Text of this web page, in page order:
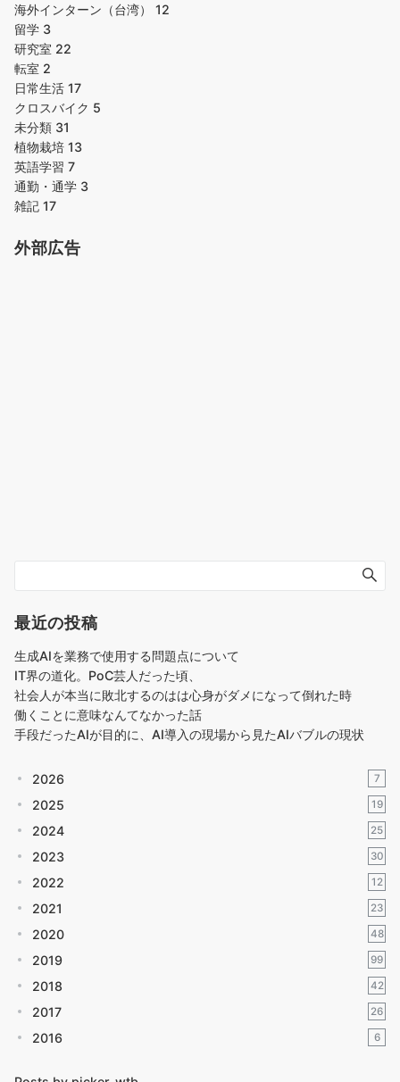
海外インターン（台湾） 12
留学 3
研究室 22
転室 2
日常生活 17
クロスバイク 5
未分類 31
植物栽培 13
英語学習 7
通勤・通学 3
雑記 17
外部広告
最近の投稿
生成AIを業務で使用する問題点について
IT界の道化。PoC芸人だった頃、
社会人が本当に敗北するのはは心身がダメになって倒れた時
働くことに意味なんてなかった話
手段だったAIが目的に、AI導入の現場から見たAIバブルの現状
2026 7
2025 19
2024 25
2023 30
2022 12
2021 23
2020 48
2019 99
2018 42
2017 26
2016 6